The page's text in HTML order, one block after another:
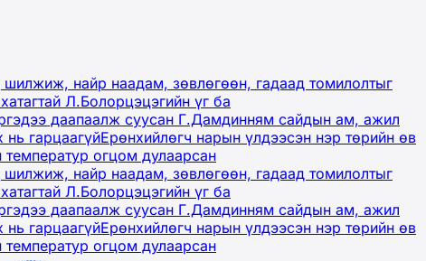
найр наадам, зөвлөгөөн, гадаад томилолтыг
Л.Болорцэцэгийн үг ба
даапаалж суусан Г.Дамдинням сайдын ам, ажил
гарцаагүйЕрөнхийлөгч нарын үлдээсэн нэр төрийн өв
огцом дулаарсан
найр наадам, зөвлөгөөн, гадаад томилолтыг
Л.Болорцэцэгийн үг ба
даапаалж суусан Г.Дамдинням сайдын ам, ажил
гарцаагүйЕрөнхийлөгч нарын үлдээсэн нэр төрийн өв
огцом дулаарсан